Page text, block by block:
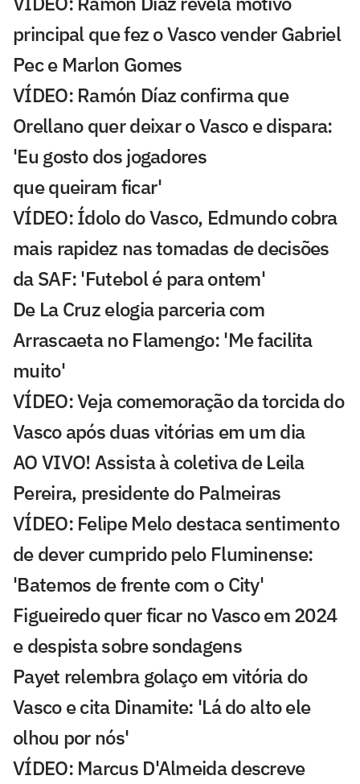
principal que fez o Vasco vender Gabriel
Pec e Marlon Gomes
VÍDEO: Ramón Díaz confirma que
Orellano quer deixar o Vasco e dispara:
'Eu gosto dos jogadores
que queiram ficar'
VÍDEO: Ídolo do Vasco, Edmundo cobra
mais rapidez nas tomadas de decisões
da SAF: 'Futebol é para ontem'
De La Cruz elogia parceria com
Arrascaeta no Flamengo: 'Me facilita
muito'
VÍDEO: Veja comemoração da torcida do
Vasco após duas vitórias em um dia
AO VIVO! Assista à coletiva de Leila
Pereira, presidente do Palmeiras
VÍDEO: Felipe Melo destaca sentimento
de dever cumprido pelo Fluminense:
'Batemos de frente com o City'
Figueiredo quer ficar no Vasco em 2024
e despista sobre sondagens
Payet relembra golaço em vitória do
Vasco e cita Dinamite: 'Lá do alto ele
olhou por nós'
VÍDEO: Marcus D'Almeida descreve